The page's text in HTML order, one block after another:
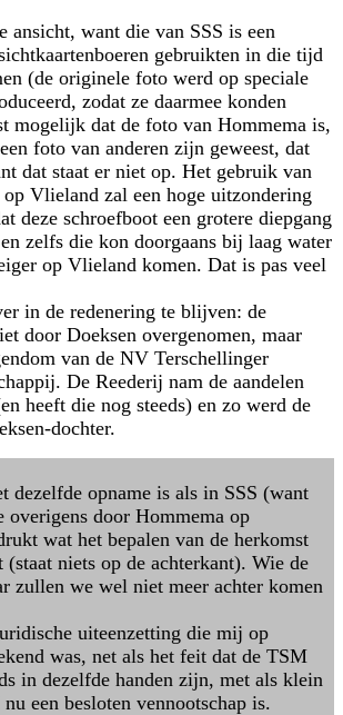
ansicht, want die van SSS is een
gebruikten in die tijd
(de originele foto werd op speciale
zodat ze daarmee konden
mogelijk dat de foto van Hommema is,
foto van anderen zijn geweest, dat
dat staat er niet op. Het gebruik van
op Vlieland zal een hoge uitzondering
deze schroefboot een grotere diepgang
zelfs die kon doorgaans bij laag water
op Vlieland komen. Dat is pas veel
in de redenering te blijven: de
door Doeksen overgenomen, maar
van de NV Terschellinger
De Reederij nam de aandelen
heeft die nog steeds) en zo werd de
dochter.
dezelfde opname is als in SSS (want
overigens door Hommema op
wat het bepalen van de herkomst
(staat niets op de achterkant). Wie de
zullen we wel niet meer achter komen
uiteenzetting die mij op
was, net als het feit dat de TSM
in dezelfde handen zijn, met als klein
een besloten vennootschap is.